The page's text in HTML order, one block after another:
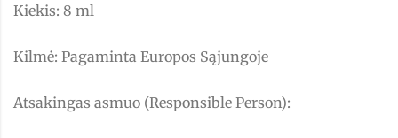
Kiekis: 8 ml
Kilmė: Pagaminta Europos Sąjungoje
Atsakingas asmuo (Responsible Person):